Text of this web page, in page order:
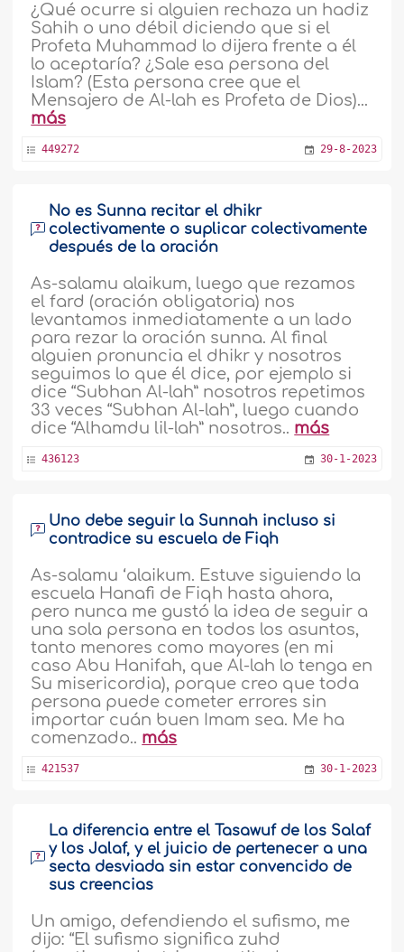
¿Qué ocurre si alguien rechaza un hadiz
Sahih o uno débil diciendo que si el
Profeta Muhammad lo dijera frente a él
lo aceptaría? ¿Sale esa persona del
Islam? (Esta persona cree que el
Mensajero de Al-lah es Profeta de Dios)...
más
449272 29-8-2023
No es Sunna recitar el dhikr
colectivamente o suplicar colectivamente
después de la oración
As-salamu alaikum, luego que rezamos
el fard (oración obligatoria) nos
levantamos inmediatamente a un lado
para rezar la oración sunna. Al final
alguien pronuncia el dhikr y nosotros
seguimos lo que él dice, por ejemplo si
dice “Subhan Al-lah” nosotros repetimos
33 veces “Subhan Al-lah”, luego cuando
dice “Alhamdu lil-lah” nosotros.. más
436123 30-1-2023
Uno debe seguir la Sunnah incluso si
contradice su escuela de Fiqh
As-salamu ‘alaikum. Estuve siguiendo la
escuela Hanafi de Fiqh hasta ahora,
pero nunca me gustó la idea de seguir a
una sola persona en todos los asuntos,
tanto menores como mayores (en mi
caso Abu Hanifah, que Al-lah lo tenga en
Su misericordia), porque creo que toda
persona puede cometer errores sin
importar cuán buen Imam sea. Me ha
comenzado.. más
421537 30-1-2023
La diferencia entre el Tasawuf de los Salaf
y los Jalaf, y el juicio de pertenecer a una
secta desviada sin estar convencido de
sus creencias
Un amigo, defendiendo el sufismo, me
dijo: “El sufismo significa zuhd